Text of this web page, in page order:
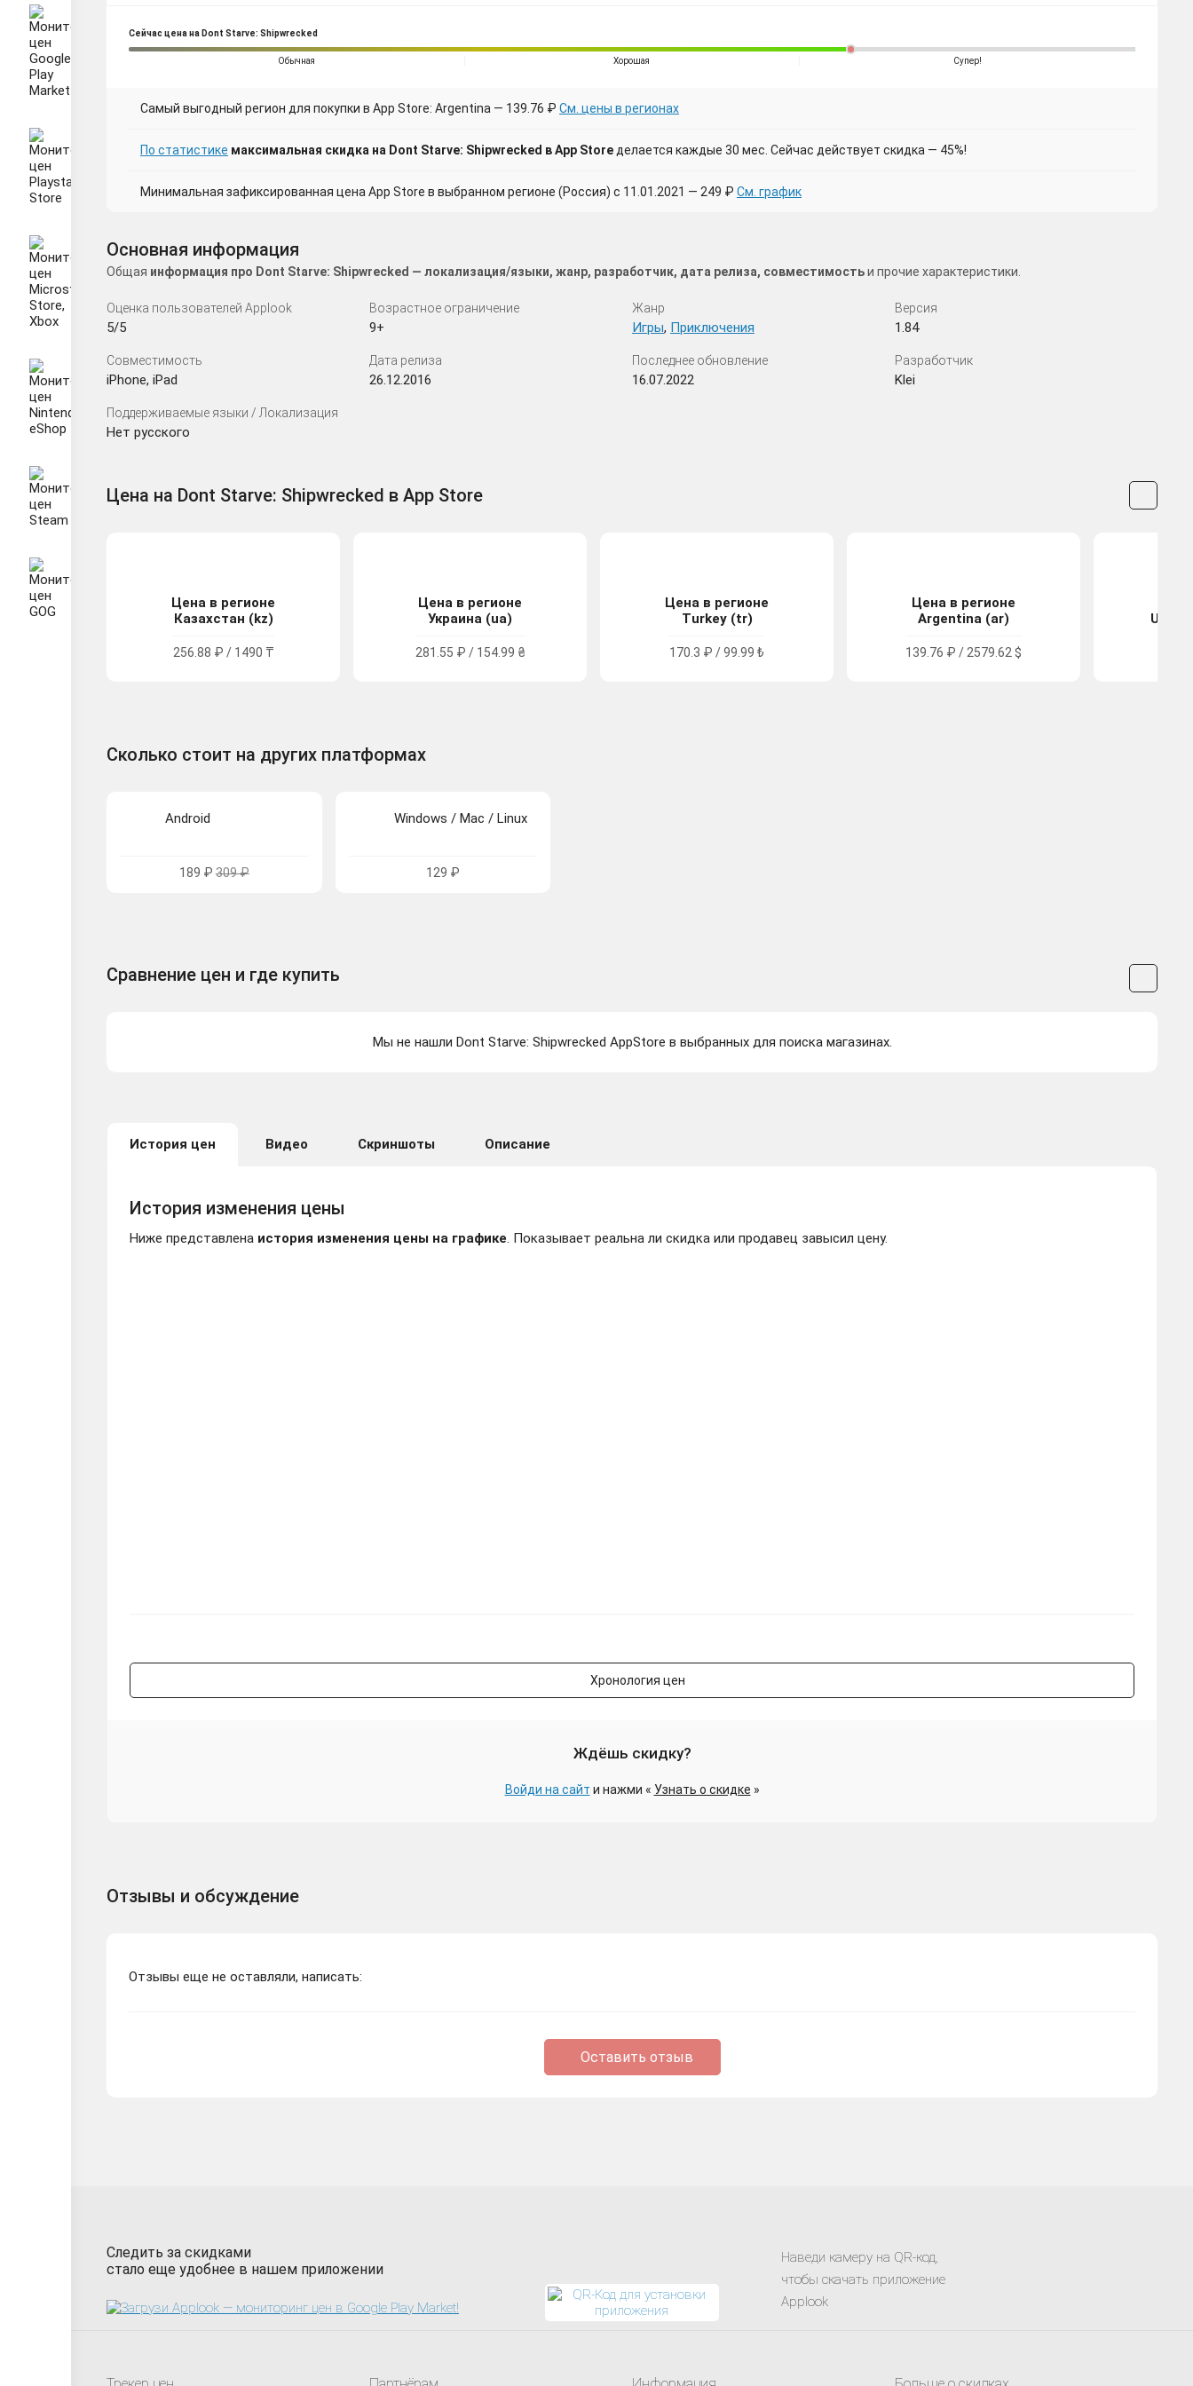
Сейчас цена на Dont Starve: Shipwrecked
Обычная Хорошая Супер!
Самый выгодный регион для покупки в App Store: Argentina — 139.76 ₽ См. цены в регионах
По статистике максимальная скидка на Dont Starve: Shipwrecked в App Store делается каждые 30 мес. Сейчас действует скидка — 45%!
Минимальная зафиксированная цена App Store в выбранном регионе (Россия) с 11.01.2021 — 249 ₽ См. график
Основная информация
Общая информация про Dont Starve: Shipwrecked — локализация/языки, жанр, разработчик, дата релиза, совместимостьи прочие характеристики.
Оценка пользователей Applook
5/5
Возрастное ограничение
9+
Жанр
Игры, Приключения
Версия
1.84
Совместимость
iPhone, iPad
Дата релиза
26.12.2016
Последнее обновление
16.07.2022
Разработчик
Klei
Поддерживаемые языки / Локализация
Нет русского
Цена на Dont Starve: Shipwrecked в App Store
Цена в регионе
Казахстан (kz)
256.88 ₽ / 1490 ₸
Цена в регионе
Украина (ua)
281.55 ₽ / 154.99 ₴
Цена в регионе
Turkey (tr)
170.3 ₽ / 99.99 ₺
Цена в регионе
Argentina (ar)
139.76 ₽ / 2579.62 $
Сколько стоит на других платформах
Android
189 ₽309 ₽
Windows / Mac / Linux
129 ₽
Сравнение цен и где купить
Мы не нашли Dont Starve: Shipwrecked AppStore в выбранных для поиска магазинах.
История цен Видео Скриншоты Описание
История изменения цены
Ниже представлена история изменения цены на графике. Показывает реальна ли скидка или продавец завысил цену.
Хронология цен
Ждёшь скидку?
Войди на сайт и нажми « Узнать о скидке »
Отзывы и обсуждение
Отзывы еще не оставляли, написать:
Оставить отзыв
Следить за скидками
стало еще удобнее в нашем приложении
Наведи камеру на QR-код,
чтобы скачать приложение
Applook